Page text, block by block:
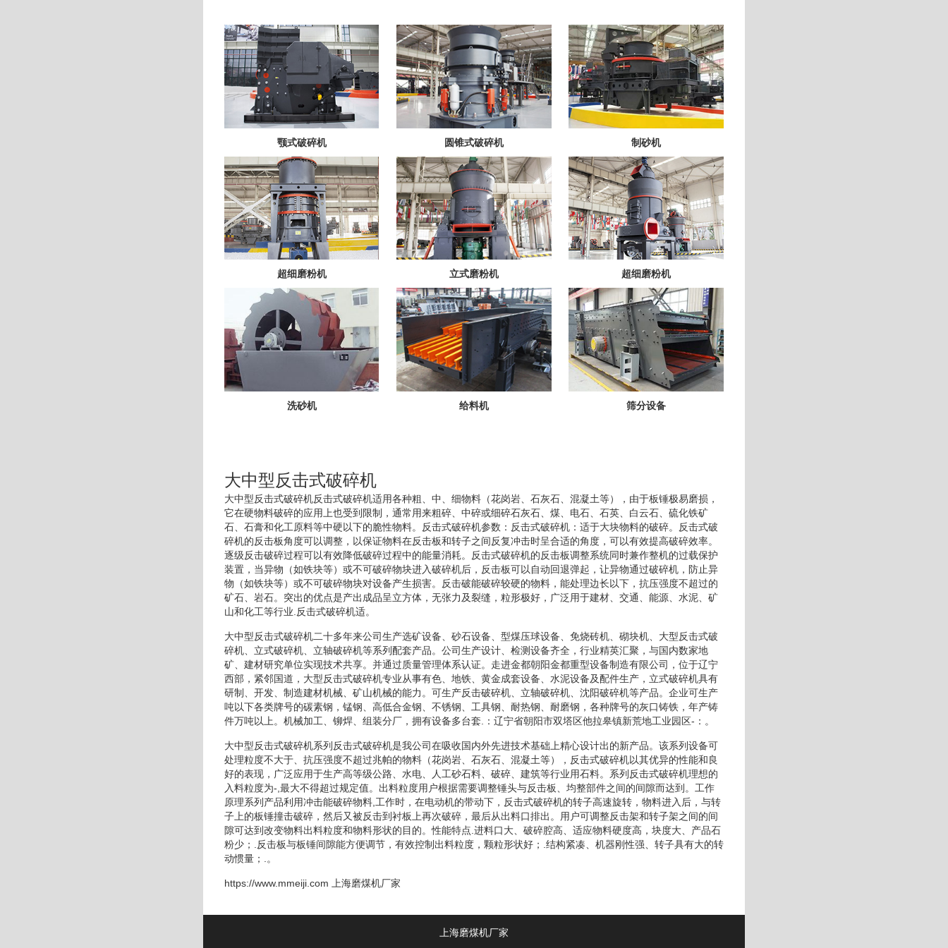
颚式破碎机 圆锥式破碎机 制砂机
超细磨粉机 立式磨粉机 超细磨粉机
洗砂机 给料机 筛分设备
大中型反击式破碎机
大中型反击式破碎机反击式破碎机适用各种粗、中、细物料（花岗岩、石灰石、混凝土等），由于板锤极易磨损，
它在硬物料破碎的应用上也受到限制，通常用来粗碎、中碎或细碎石灰石、煤、电石、石英、白云石、硫化铁矿
石、石膏和化工原料等中硬以下的脆性物料。反击式破碎机参数：反击式破碎机：适于大块物料的破碎。反击式破
碎机的反击板角度可以调整，以保证物料在反击板和转子之间反复冲击时呈合适的角度，可以有效提高破碎效率。
逐级反击破碎过程可以有效降低破碎过程中的能量消耗。反击式破碎机的反击板调整系统同时兼作整机的过载保护
装置，当异物（如铁块等）或不可破碎物块进入破碎机后，反击板可以自动回退弹起，让异物通过破碎机，防止异
物（如铁块等）或不可破碎物块对设备产生损害。反击破能破碎较硬的物料，能处理边长以下，抗压强度不超过的
矿石、岩石。突出的优点是产出成品呈立方体，无张力及裂缝，粒形极好，广泛用于建材、交通、能源、水泥、矿
山和化工等行业.反击式破碎机适。
大中型反击式破碎机二十多年来公司生产选矿设备、砂石设备、型煤压球设备、免烧砖机、砌块机、大型反击式破
碎机、立式破碎机、立轴破碎机等系列配套产品。公司生产设计、检测设备齐全，行业精英汇聚，与国内数家地
矿、建材研究单位实现技术共享。并通过质量管理体系认证。走进金都朝阳金都重型设备制造有限公司，位于辽宁
西部，紧邻国道，大型反击式破碎机专业从事有色、地铁、黄金成套设备、水泥设备及配件生产，立式破碎机具有
研制、开发、制造建材机械、矿山机械的能力。可生产反击破碎机、立轴破碎机、沈阳破碎机等产品。企业可生产
吨以下各类牌号的碳素钢，锰钢、高低合金钢、不锈钢、工具钢、耐热钢、耐磨钢，各种牌号的灰口铸铁，年产铸
件万吨以上。机械加工、铆焊、组装分厂，拥有设备多台套.：辽宁省朝阳市双塔区他拉皋镇新荒地工业园区-：。
大中型反击式破碎机系列反击式破碎机是我公司在吸收国内外先进技术基础上精心设计出的新产品。该系列设备可
处理粒度不大于、抗压强度不超过兆帕的物料（花岗岩、石灰石、混凝土等），反击式破碎机以其优异的性能和良
好的表现，广泛应用于生产高等级公路、水电、人工砂石料、破碎、建筑等行业用石料。系列反击式破碎机理想的
入料粒度为-,最大不得超过规定值。出料粒度用户根据需要调整锤头与反击板、均整部件之间的间隙而达到。工作
原理系列产品利用冲击能破碎物料,工作时，在电动机的带动下，反击式破碎机的转子高速旋转，物料进入后，与转
子上的板锤撞击破碎，然后又被反击到衬板上再次破碎，最后从出料口排出。用户可调整反击架和转子架之间的间
隙可达到改变物料出料粒度和物料形状的目的。性能特点.进料口大、破碎腔高、适应物料硬度高，块度大、产品石
粉少；.反击板与板锤间隙能方便调节，有效控制出料粒度，颗粒形状好；.结构紧凑、机器刚性强、转子具有大的转
动惯量；.。
https://www.mmeiji.com 上海磨煤机厂家
上海磨煤机厂家